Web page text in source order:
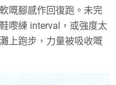
嘅腳感作回復跑。未完
嚟練 interval，或強度太
上跑步，力量被吸收嘅